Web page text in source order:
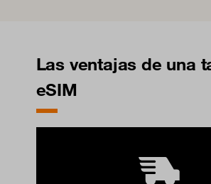
Las ventajas de una
eSIM